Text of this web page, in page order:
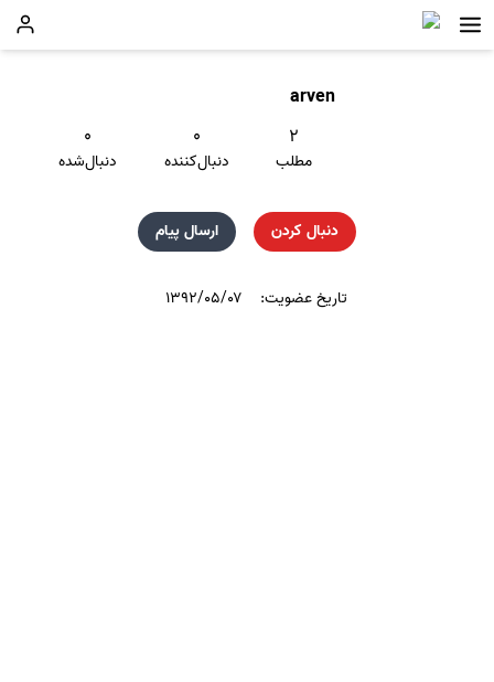
arven
۲
مطلب
۰
دنبال‌کننده
۰
دنبال‌شده
دنبال کردن ارسال پیام
تاریخ عضویت: ۱۳۹۲/۰۵/۰۷